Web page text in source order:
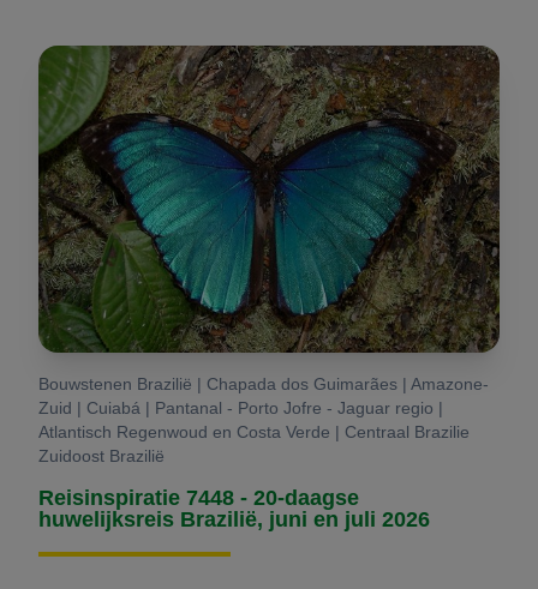
Bouwstenen Brazilië | Chapada dos Guimarães | Amazone-
Zuid | Cuiabá | Pantanal - Porto Jofre - Jaguar regio |
Atlantisch Regenwoud en Costa Verde | Centraal Brazilie
Zuidoost Brazilië
Reisinspiratie 7448 - 20-daagse
huwelijksreis Brazilië, juni en juli 2026